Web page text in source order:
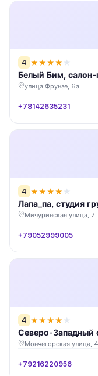
4 ★★★★ ★
Белый Бим,
улица Фрунзе, 6а
+78142635231
4 ★★★★ ★
Лапа_па, студия
Мичуринская улица, 7
+79052999005
4 ★★★★ ★
Северо-Западный
Мончегорская улица,
+79216220956